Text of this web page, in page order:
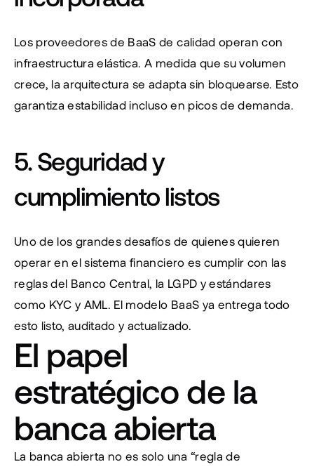
Los proveedores de BaaS de calidad operan con
infraestructura elástica. A medida que su volumen
crece, la arquitectura se adapta sin bloquearse. Esto
garantiza estabilidad incluso en picos de demanda.
5. Seguridad y
cumplimiento listos
Uno de los grandes desafíos de quienes quieren
operar en el sistema financiero es cumplir con las
reglas del Banco Central, la LGPD y estándares
como KYC y AML. El modelo BaaS ya entrega todo
esto listo, auditado y actualizado.
El papel
estratégico de la
banca abierta
La banca abierta no es solo una “regla de